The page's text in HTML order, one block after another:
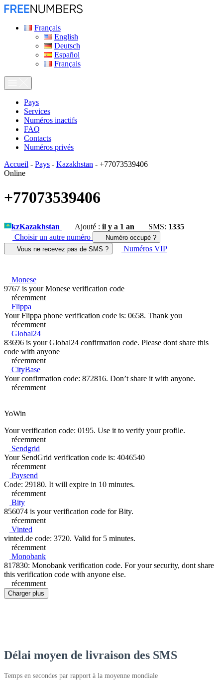
Français
English
Deutsch
Español
Français
Pays
Services
Numéros inactifs
FAQ
Contacts
Numéros privés
Accueil - Pays - Kazakhstan - +77073539406
Online
+77073539406
kzKazakhstan Ajouté : il y a 1 an SMS: 1335
Choisir un autre numéro
Numéro occupé ?
Vous ne recevez pas de SMS ?
Numéros VIP
Monese
9767 is your Monese verification code
récemment
Flippa
Your Flippa phone verification code is: 0658. Thank you
récemment
Global24
83696 is your Global24 confirmation code. Please dont share this
code with anyone
récemment
CityBase
Your confirmation code: 872816. Don’t share it with anyone.
récemment
YoWin
Your verification code: 0195. Use it to verify your profile.
récemment
Sendgrid
Your SendGrid verification code is: 4046540
récemment
Paysend
Code: 29180. It will expire in 10 minutes.
récemment
Bity
856074 is your verification code for Bity.
récemment
Vinted
vinted.de code: 3720. Valid for 5 minutes.
récemment
Monobank
817830: Monobank verification code. For your security, dont share
this verification code with anyone else.
récemment
Charger plus
Délai moyen de livraison des SMS
Temps en secondes par rapport à la moyenne mondiale